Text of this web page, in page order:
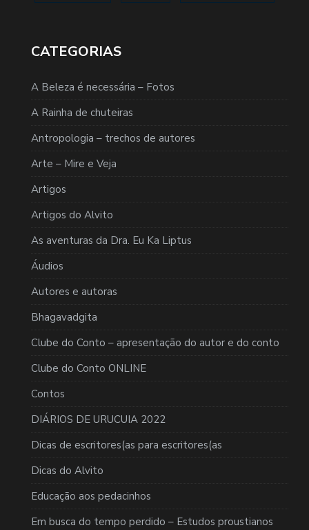
CATEGORIAS
A Beleza é necessária – Fotos
A Rainha de chuteiras
Antropologia – trechos de autores
Arte – Mire e Veja
Artigos
Artigos do Alvito
As aventuras da Dra. Eu Ka Liptus
Áudios
Autores e autoras
Bhagavadgita
Clube do Conto – apresentação do autor e do conto
Clube do Conto ONLINE
Contos
DIÁRIOS DE URUCUIA 2022
Dicas de escritores(as para escritores(as
Dicas do Alvito
Educação aos pedacinhos
Em busca do tempo perdido – Estudos proustianos